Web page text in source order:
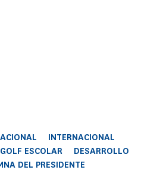
INTERNACIONAL
GOLF ESCOLAR
DESARROLLO
DEL PRESIDENTE